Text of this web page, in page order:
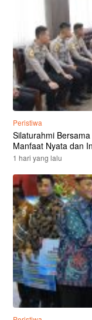
Peristiwa
Silaturahmi
Manfaat Nyata dan
1 hari yang lalu